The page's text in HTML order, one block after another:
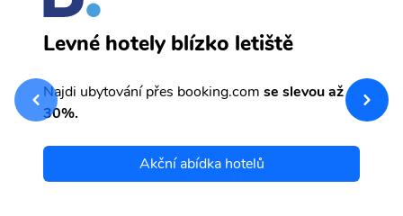
Levné hotely blízko letiště
Najdi ubytování přes booking.com se slevou až
30%.
Akční abídka hotelů